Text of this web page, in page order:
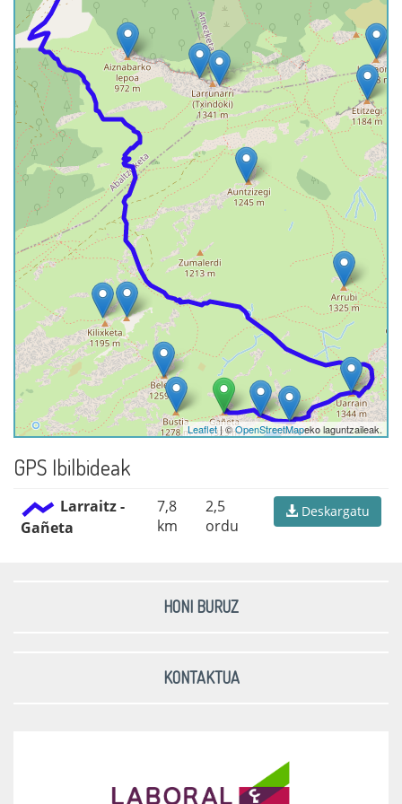
Leaflet| ©OpenStreetMapeko laguntzaileak.
GPS Ibilbideak
Larraitz -
Gañeta
7,8
km
2,5
ordu
Deskargatu
HONI BURUZ
KONTAKTUA